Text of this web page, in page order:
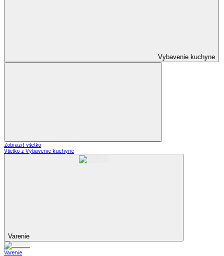
Vybavenie kuchyne
Zobraziť všetko
Všetko z Vybavenie kuchyne
Varenie
Varenie